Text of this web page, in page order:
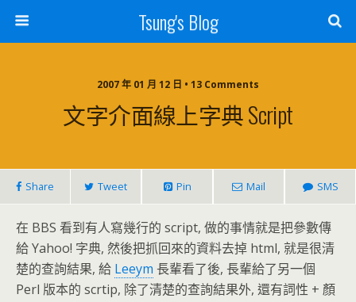
Tsung's Blog
2007 年 01 月 12 日 • 13 Comments
文字介面線上字典 Script
Share Tweet Pin Mail SMS
在 BBS 看到有人寫幾行的 script, 做的事情就是把參數傳
給 Yahoo! 字典, 然後把抓回來的資料去掉 html, 就是很清
楚的查詢結果, 給 Leeym 長輩看了後, 長輩給了另一個
Perl 版本的 scrtip, 除了清楚的查詢結果外, 還有詞性 + 顏